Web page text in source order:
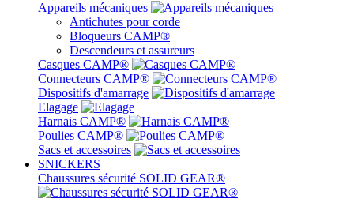
Appareils mécaniques
Antichutes pour corde
Bloqueurs CAMP®
Descendeurs et assureurs
Casques CAMP®
Connecteurs CAMP®
Dispositifs d'amarrage
Elagage
Harnais CAMP®
Poulies CAMP®
Sacs et accessoires
SNICKERS
Chaussures sécurité SOLID GEAR®